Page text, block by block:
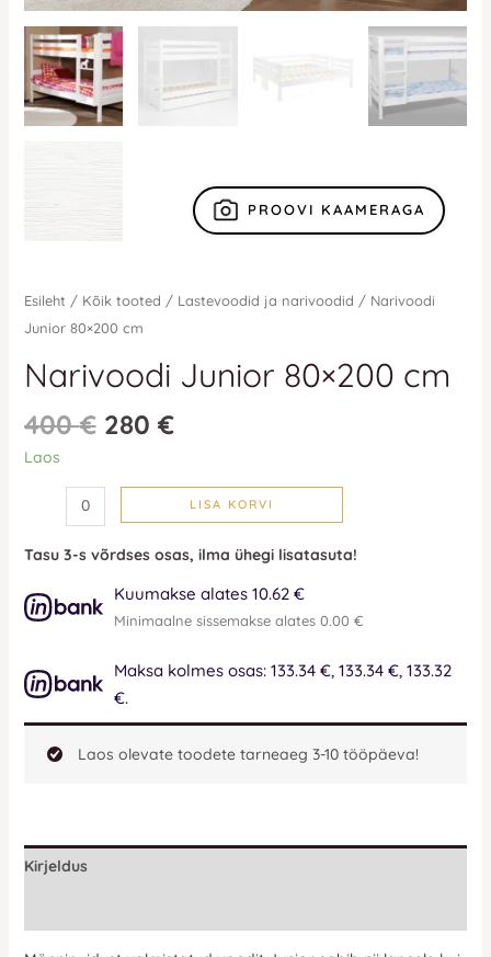
PROOVI KAAMERAGA
Esileht / Kõik tooted / Lastevoodid ja narivoodid / Narivoodi
Junior 80×200 cm
Narivoodi Junior 80×200 cm
400€ 280€
Laos
LISA KORVI
Tasu 3-s võrdses osas, ilma ühegi lisatasuta!
Kuumakse alates 10.62 €
Minimaalne sissemakse alates 0.00 €
Maksa kolmes osas: 133.34 €, 133.34 €, 133.32
€.
Laos olevate toodete tarneaeg 3-10 tööpäeva!
Kirjeldus